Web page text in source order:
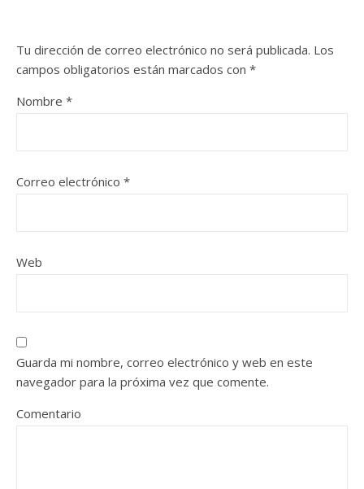
Tu dirección de correo electrónico no será publicada. Los
campos obligatorios están marcados con *
Nombre *
Correo electrónico *
Web
Guarda mi nombre, correo electrónico y web en este
navegador para la próxima vez que comente.
Comentario